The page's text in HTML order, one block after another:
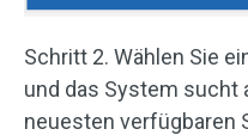
Schritt 2. Wählen Sie
und das System sucht
neuesten verfügbaren